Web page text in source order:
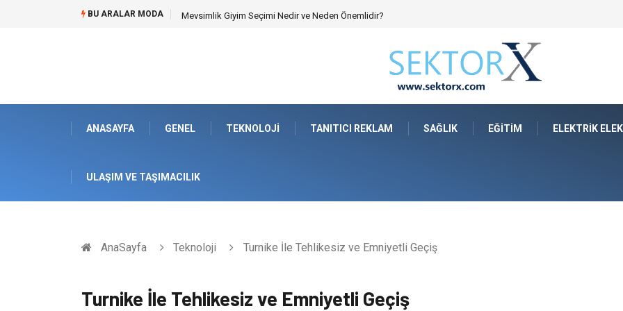
BU ARALAR MODA Mevsimlik Giyim Seçimi Nedir ve Neden Önemlidir?
ANASAYFA GENEL TEKNOLOJI TANITICI REKLAM SAĞLIK EĞITIM ELEKTRIK
ULAŞIM VE TAŞIMACILIK
AnaSayfa Teknoloji Turnike İle Tehlikesiz ve Emniyetli Geçiş
Turnike İle Tehlikesiz ve Emniyetli Geçiş